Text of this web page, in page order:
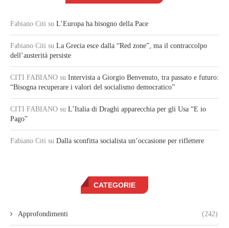
Fabiano Citi su L’Europa ha bisogno della Pace
Fabiano Citi su La Grecia esce dalla “Red zone”, ma il contraccolpo
dell’austerità persiste
CITI FABIANO su Intervista a Giorgio Benvenuto, tra passato e futuro:
“Bisogna recuperare i valori del socialismo democratico”
CITI FABIANO su L’Italia di Draghi apparecchia per gli Usa “E io
Pago”
Fabiano Citi su Dalla sconfitta socialista un’occasione per riflettere
CATEGORIE
Approfondimenti (242)